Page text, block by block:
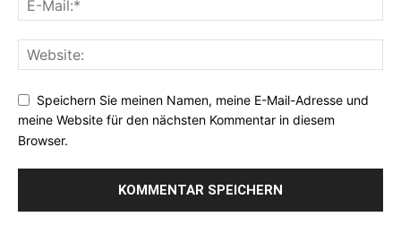
Speichern Sie meinen Namen, meine E-Mail-Adresse und
meine Website für den nächsten Kommentar in diesem
Browser.